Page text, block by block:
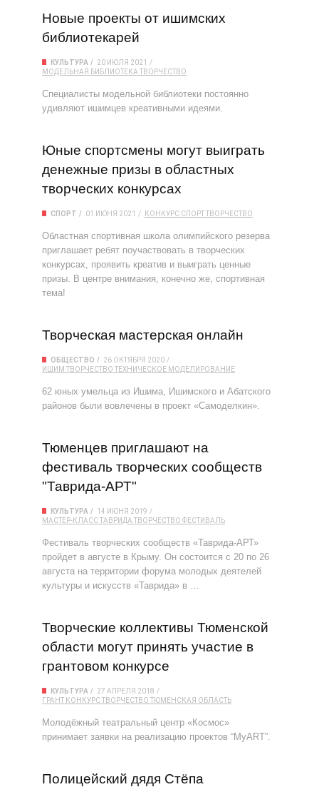
Новые проекты от ишимских
библиотекарей
КУЛЬТУРА
20 ИЮЛЯ 2021
МОДЕЛЬНАЯ БИБЛИОТЕКА ТВОРЧЕСТВО
Специалисты модельной библиотеки постоянно
удивляют ишимцев креативными идеями.
Юные спортсмены могут выиграть
денежные призы в областных
творческих конкурсах
СПОРТ 01 ИЮНЯ 2021 КОНКУРС СПОРТТВОРЧЕСТВО
Областная спортивная школа олимпийского резерва
приглашает ребят поучаствовать в творческих
конкурсах, проявить креатив и выиграть ценные
призы. В центре внимания, конечно же, спортивная
тема!
Творческая мастерская онлайн
ОБЩЕСТВО
26 ОКТЯБРЯ 2020
ИШИМ ТВОРЧЕСТВО ТЕХНИЧЕСКОЕ МОДЕЛИРОВАНИЕ
62 юных умельца из Ишима, Ишимского и Абатского
районов были вовлечены в проект «Самоделкин».
Тюменцев приглашают на
фестиваль творческих сообществ
"Таврида-АРТ"
КУЛЬТУРА
14 ИЮНЯ 2019
МАСТЕР-КЛАСС ТАВРИДА ТВОРЧЕСТВО ФЕСТИВАЛЬ
Фестиваль творческих сообществ «Таврида-АРТ»
пройдет в августе в Крыму. Он состоится с 20 по 26
августа на территории форума молодых деятелей
культуры и искусств «Таврида» в …
Творческие коллективы Тюменской
области могут принять участие в
грантовом конкурсе
КУЛЬТУРА
27 АПРЕЛЯ 2018
ГРАНТ КОНКУРС ТВОРЧЕСТВО ТЮМЕНСКАЯ ОБЛАСТЬ
Молодёжный театральный центр «Космос»
принимает заявки на реализацию проектов “MyART”.
Полицейский дядя Стёпа